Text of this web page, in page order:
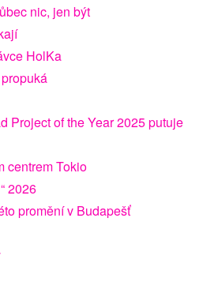
nic, jen být
HolKa
Project of the Year 2025 putuje
centrem Tokio
2026
promění v Budapešť